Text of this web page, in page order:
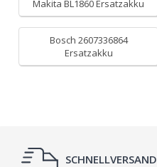
Makita BL1860 Ersatzakku
Bosch 2607336864
Ersatzakku
SCHNELLVERSAND